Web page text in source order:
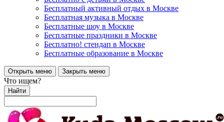
Бесплатный активный отдых в Москве
Бесплатная музыка в Москве
Бесплатные шоу в Москве
Бесплатные праздники в Москве
Бесплатно! стендап в Москве
Бесплатные образование в Москве
Открыть меню Закрыть меню
Что ищем?
Найти